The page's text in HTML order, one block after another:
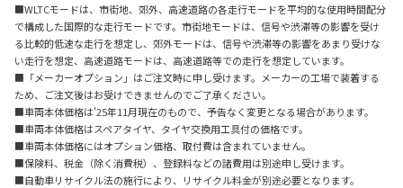
■WLTCモードは、市街地、郊外、高速道路の各走行モードを平均的な使用時間配分
で構成した国際的な走行モードです。市街地モードは、信号や渋滞等の影響を受け
る比較的低速な走行を想定し、郊外モードは、信号や渋滞等の影響をあまり受けな
い走行を想定、高速道路モードは、高速道路等での走行を想定しています。
■「メーカーオプション」はご注文時に申し受けます。メーカーの工場で装着する
ため、ご注文後はお受けできませんのでご了承ください。
■車両本体価格は'25年11月現在のもので、予告なく変更となる場合があります。
■車両本体価格はスペアタイヤ、タイヤ交換用工具付の価格です。
■車両本体価格にはオプション価格、取付費は含まれていません。
■保険料、税金（除く消費税）、登録料などの諸費用は別途申し受けます。
■自動車リサイクル法の施行により、リサイクル料金が別途必要となります。